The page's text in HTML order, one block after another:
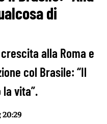
di
alla Roma e
col Brasile: “Il
vita”.
20:29